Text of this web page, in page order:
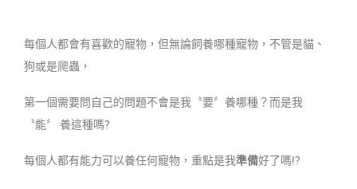
每個人都會有喜歡的寵物，但無論飼養哪種寵物，不管是貓、
狗或是爬蟲，
第一個需要問自己的問題不會是我〝要〞養哪種？而是我
〝能〞 養這種嗎?
每個人都有能力可以養任何寵物，重點是我準備好了嗎!?